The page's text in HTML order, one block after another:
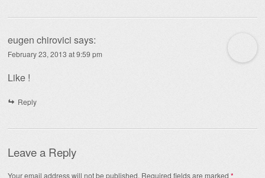
eugen chirovici says:
February 23, 2013 at 9:59 pm
Like !
Reply
Leave a Reply
Your email address will not be published. Required fields are marked *